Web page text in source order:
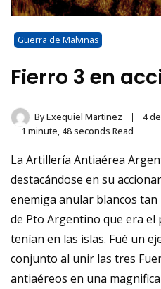
Guerra de Malvinas
Fierro 3 en
ByExequiel Martinez
4
1 minute, 48 seconds Read
La Artillería Antiaérea
destacándose en su
enemiga anular blancos
de Pto Argentino que era
tenían en las islas. Fué un
conjunto al unir las tres
antiaéreos en una